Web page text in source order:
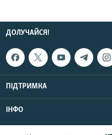
ДОЛУЧАЙСЯ!
ПІДТРИМКА
ІНФО